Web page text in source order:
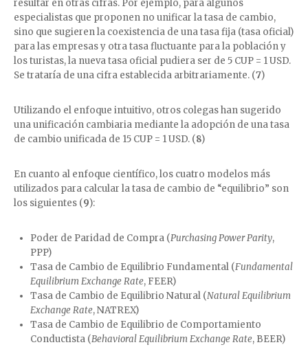
resultar en otras cifras. Por ejemplo, para algunos
especialistas que proponen no unificar la tasa de cambio,
sino que sugieren la coexistencia de una tasa fija (tasa oficial)
para las empresas y otra tasa fluctuante para la población y
los turistas, la nueva tasa oficial pudiera ser de 5 CUP = 1 USD.
Se trataría de una cifra establecida arbitrariamente. (7)
Utilizando el enfoque intuitivo, otros colegas han sugerido
una unificación cambiaria mediante la adopción de una tasa
de cambio unificada de 15 CUP = 1 USD. (8)
En cuanto al enfoque científico, los cuatro modelos más
utilizados para calcular la tasa de cambio de “equilibrio” son
los siguientes (9):
Poder de Paridad de Compra (Purchasing Power Parity,
PPP)
Tasa de Cambio de Equilibrio Fundamental (Fundamental
Equilibrium Exchange Rate, FEER)
Tasa de Cambio de Equilibrio Natural (Natural Equilibrium
Exchange Rate, NATREX)
Tasa de Cambio de Equilibrio de Comportamiento
Conductista (Behavioral Equilibrium Exchange Rate, BEER)